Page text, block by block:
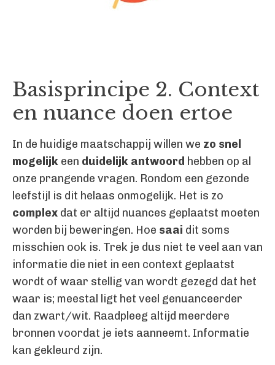
Basisprincipe 2. Context
en nuance doen ertoe
In de huidige maatschappij willen we zo snel
mogelijk een duidelijk antwoord hebben op al
onze prangende vragen. Rondom een gezonde
leefstijl is dit helaas onmogelijk. Het is zo
complex dat er altijd nuances geplaatst moeten
worden bij beweringen. Hoe saai dit soms
misschien ook is. Trek je dus niet te veel aan van
informatie die niet in een context geplaatst
wordt of waar stellig van wordt gezegd dat het
waar is; meestal ligt het veel genuanceerder
dan zwart/wit. Raadpleeg altijd meerdere
bronnen voordat je iets aanneemt. Informatie
kan gekleurd zijn.